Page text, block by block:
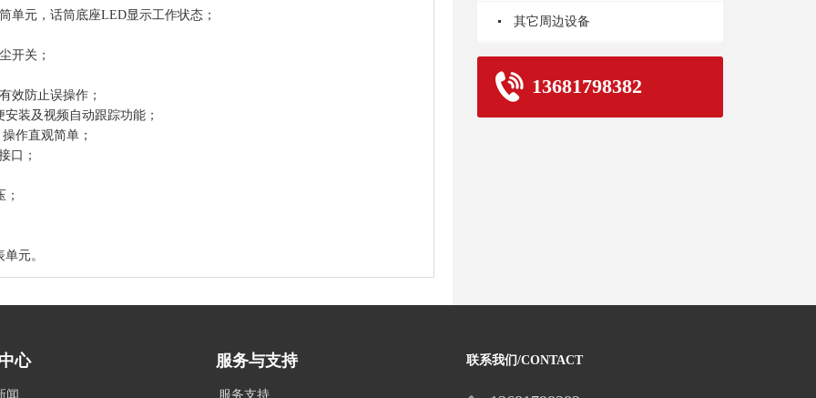
单元，话筒底座LED显示工作状态；
开关；
效防止误操作；
装及视频自动跟踪功能；
作直观简单；
口；
元。
其它周边设备
13681798382
心
闻
服务与支持
服务支持
联系我们/CONTACT